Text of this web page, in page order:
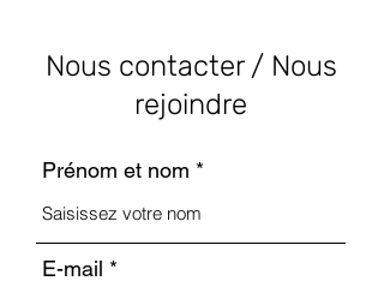
Nous contacter / Nous
rejoindre
Prénom et nom
E-mail